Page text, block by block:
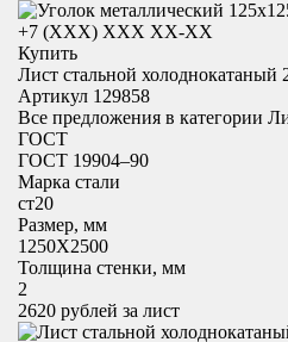
+7 (XXX) ХХХ ХХ-ХХ
Купить
Лист стальной холоднокатаный
Артикул 129858
Все предложения в категории
ГОСТ
ГОСТ 19904–90
Марка стали
ст20
Размер, мм
1250X2500
Толщина стенки, мм
2
2620 рублей за лист